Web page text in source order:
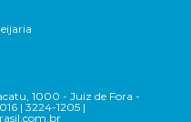
1000 - Juiz de Fora -
| 3224-1205 |